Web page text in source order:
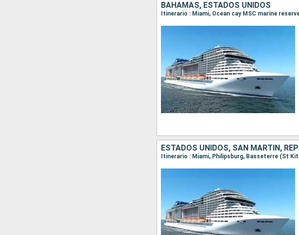
BAHAMAS, ESTADOS UNIDOS
ESTADOS UNIDOS, SAN MARTÍN,